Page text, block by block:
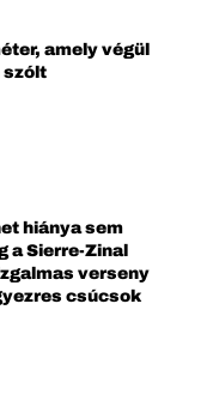
amely végül
szólt
hiánya sem
a Sierre-Zinal
verseny
csúcsok